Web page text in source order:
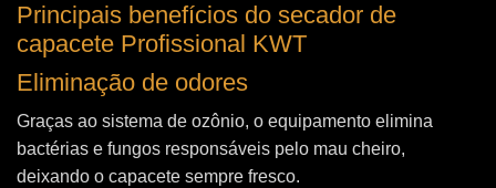
Principais benefícios do secador de
capacete Profissional KWT
Eliminação de odores
Graças ao sistema de ozônio, o equipamento elimina
bactérias e fungos responsáveis pelo mau cheiro,
deixando o capacete sempre fresco.